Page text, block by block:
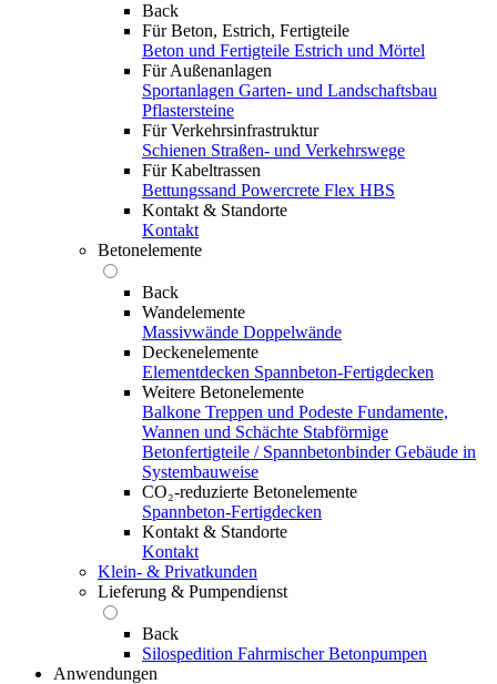
Back
Für Beton, Estrich, Fertigteile
Beton und Fertigteile Estrich und Mörtel
Für Außenanlagen
Sportanlagen Garten- und Landschaftsbau
Pflastersteine
Für Verkehrsinfrastruktur
Schienen Straßen- und Verkehrswege
Für Kabeltrassen
Bettungssand Powercrete Flex HBS
Kontakt & Standorte
Kontakt
Betonelemente
Back
Wandelemente
Massivwände Doppelwände
Deckenelemente
Elementdecken Spannbeton-Fertigdecken
Weitere Betonelemente
Balkone Treppen und Podeste Fundamente,
Wannen und Schächte Stabförmige
Betonfertigteile / Spannbetonbinder Gebäude in
Systembauweise
CO₂-reduzierte Betonelemente
Spannbeton-Fertigdecken
Kontakt & Standorte
Kontakt
Klein- & Privatkunden
Lieferung & Pumpendienst
Back
Silospedition Fahrmischer Betonpumpen
Anwendungen